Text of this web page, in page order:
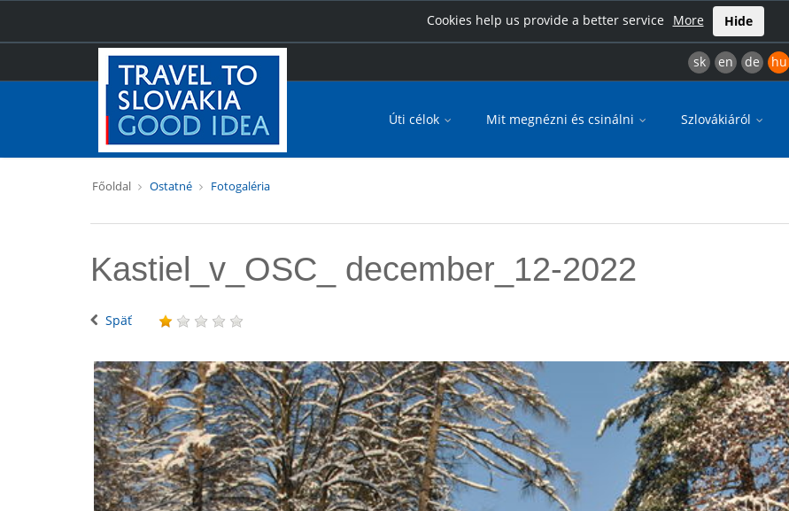
Cookies help us provide a better service More Hide
sk en de hu
Úti célok Mit megnézni és csinálni Szlovákiáról
Főoldal Ostatné Fotogaléria
Kastiel_v_OSC_ december_12-2022
Späť